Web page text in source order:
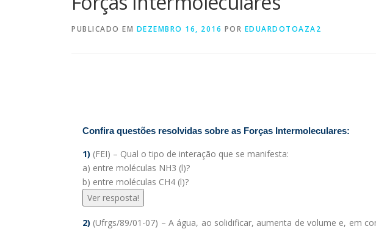
PUBLICADO EM DEZEMBRO 16, 2016 POR EDUARDOTOAZA2
Confira questões resolvidas sobre as Forças Intermoleculares:
1) (FEI) – Qual o tipo de interação que se manifesta:
a) entre moléculas NH3 (l)?
b) entre moléculas CH4 (l)?
Ver resposta!
2) (Ufrgs/89/01-07) – A água, ao solidificar, aumenta de volume e, em